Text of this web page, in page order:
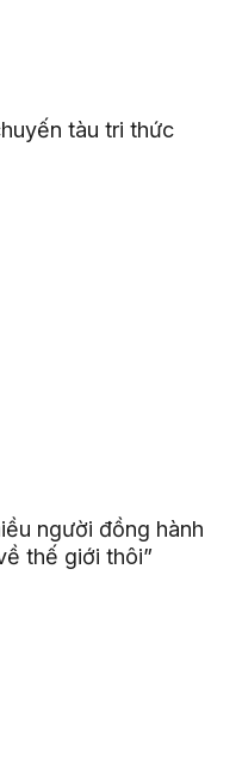
tàu tri thức
người đồng hành
thế giới thôi”